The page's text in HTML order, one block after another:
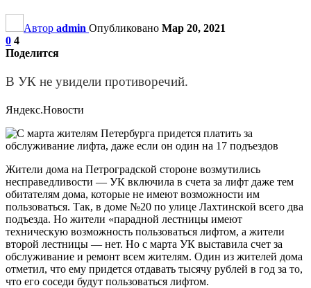
Автор admin Опубликовано Мар 20, 2021
0 4
Поделится
В УК не увидели противоречий.
Яндекс.Новости
Жители дома на Петроградской стороне возмутились
несправедливости — УК включила в счета за лифт даже тем
обитателям дома, которые не имеют возможности им
пользоваться. Так, в доме №20 по улице Лахтинской всего два
подъезда. Но жители «парадной лестницы имеют
техническую возможность пользоваться лифтом, а жители
второй лестницы — нет. Но с марта УК выставила счет за
обслуживание и ремонт всем жителям. Один из жителей дома
отметил, что ему придется отдавать тысячу рублей в год за то,
что его соседи будут пользоваться лифтом.